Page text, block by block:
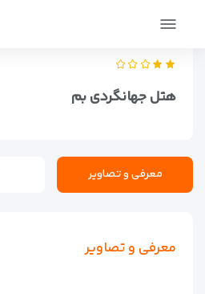
صفحه اصلی
هتل جهانگردی بم
معرفی و تصاویر
معرفی و تصاویر